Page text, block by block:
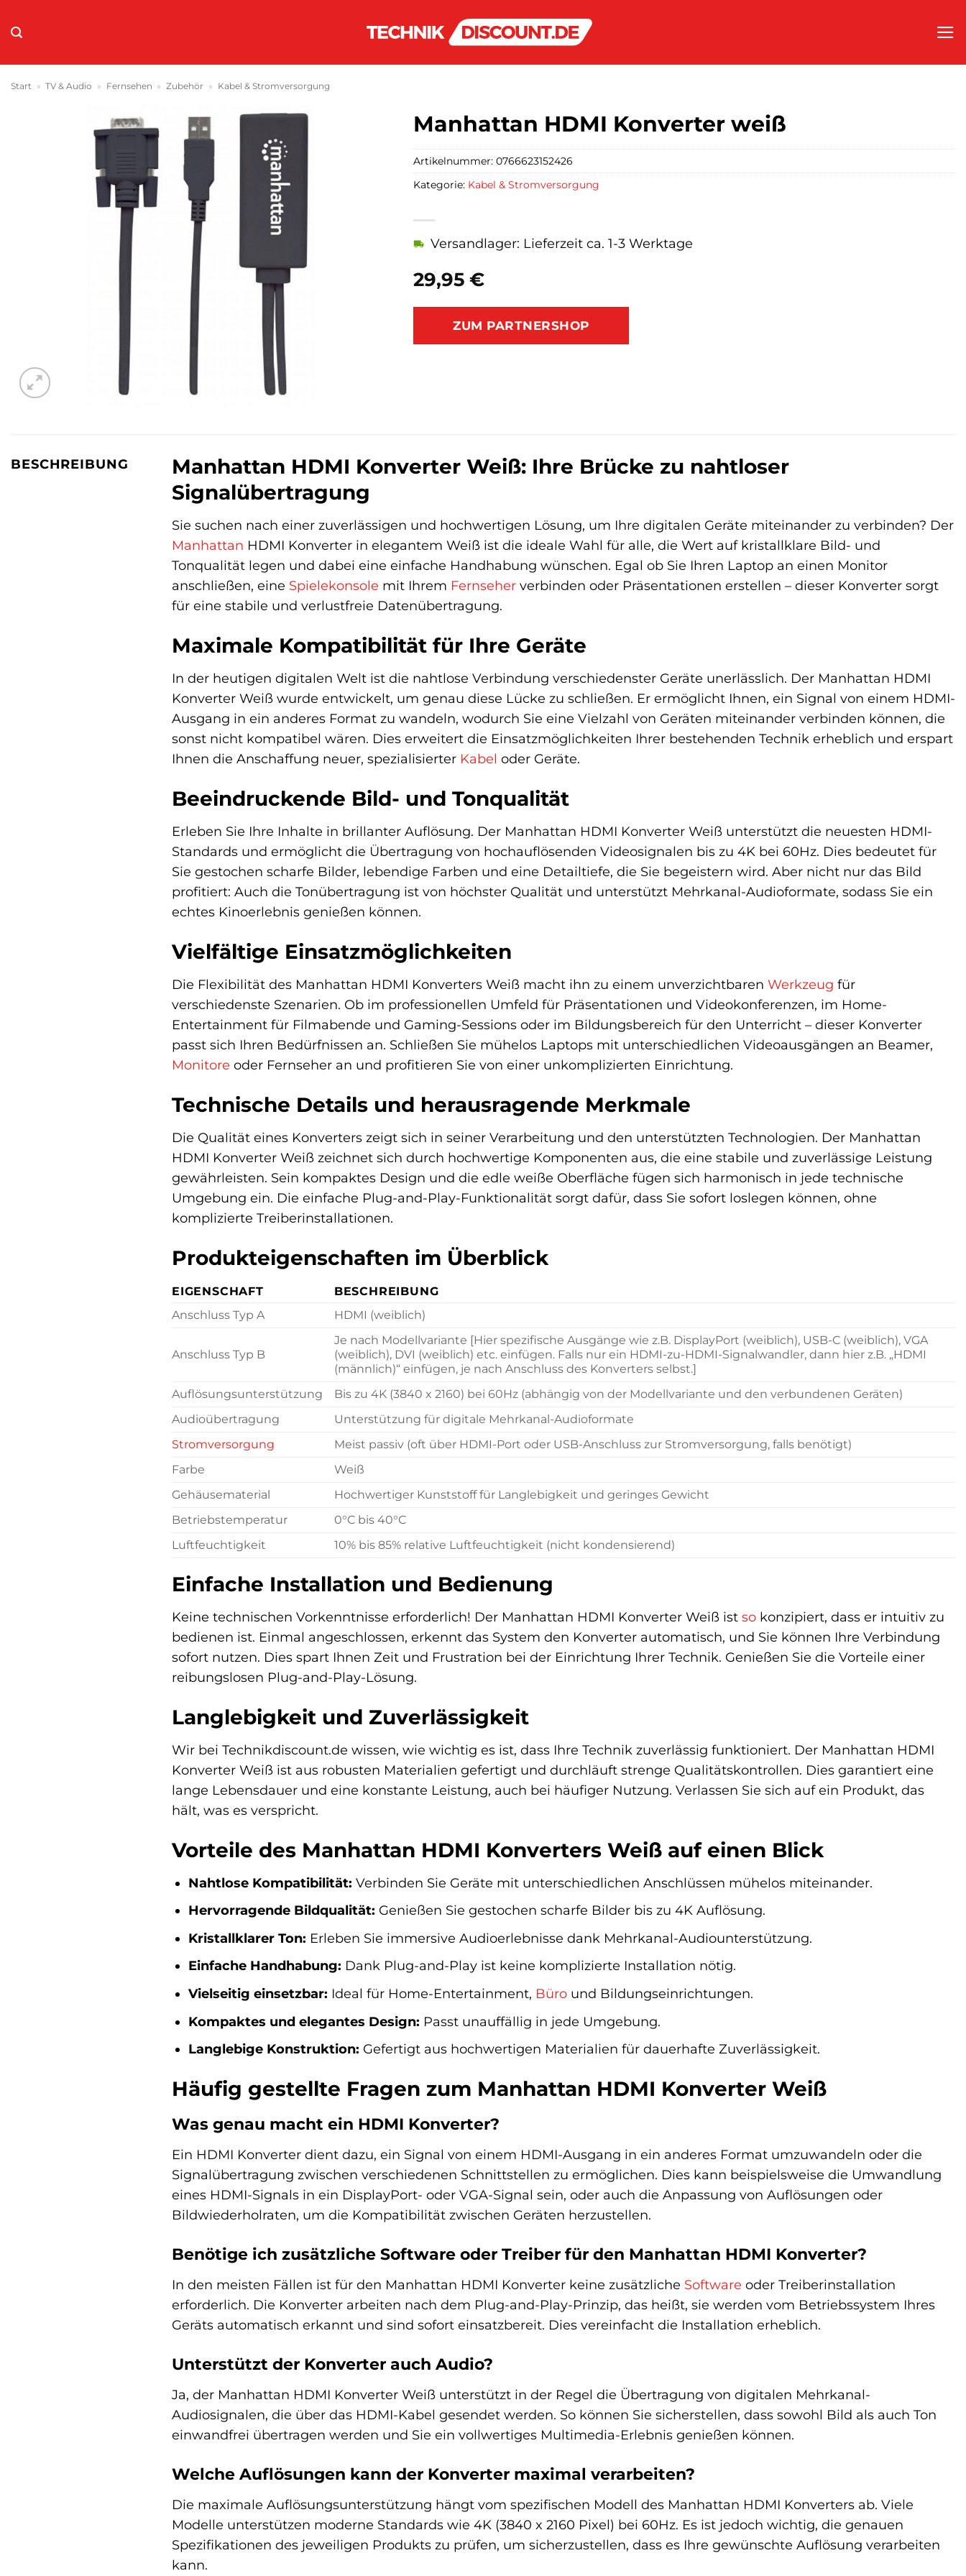
Inhalt
Start » TV & Audio » Fernsehen » Zubehör » Kabel & Stromversorgung
Manhattan HDMI Konverter weiß
29,95 €
Versandlager: Lieferzeit ca. 1-3 Werktage
ZUM PARTNERSHOP
Artikelnummer: 0766623152426
Kategorie: Kabel & Stromversorgung
BESCHREIBUNG
Manhattan HDMI Konverter Weiß: Ihre Brücke zu nahtloser
Signalübertragung
Sie suchen nach einer zuverlässigen und hochwertigen Lösung, um Ihre digitalen Geräte miteinander zu verbinden? Der
Manhattan HDMI Konverter in elegantem Weiß ist die ideale Wahl für alle, die Wert auf kristallklare Bild- und
Tonqualität legen und dabei eine einfache Handhabung wünschen. Egal ob Sie Ihren Laptop an einen Monitor
anschließen, eine Spielekonsole mit Ihrem Fernseher verbinden oder Präsentationen erstellen – dieser Konverter sorgt
für eine stabile und verlustfreie Datenübertragung.
Maximale Kompatibilität für Ihre Geräte
In der heutigen digitalen Welt ist die nahtlose Verbindung verschiedenster Geräte unerlässlich. Der Manhattan HDMI
Konverter Weiß wurde entwickelt, um genau diese Lücke zu schließen. Er ermöglicht Ihnen, ein Signal von einem HDMI-
Ausgang in ein anderes Format zu wandeln, wodurch Sie eine Vielzahl von Geräten miteinander verbinden können, die
sonst nicht kompatibel wären. Dies erweitert die Einsatzmöglichkeiten Ihrer bestehenden Technik erheblich und erspart
Ihnen die Anschaffung neuer, spezialisierter Kabel oder Geräte.
Beeindruckende Bild- und Tonqualität
Erleben Sie Ihre Inhalte in brillanter Auflösung. Der Manhattan HDMI Konverter Weiß unterstützt die neuesten HDMI-
Standards und ermöglicht die Übertragung von hochauflösenden Videosignalen bis zu 4K bei 60Hz. Dies bedeutet für
Sie gestochen scharfe Bilder, lebendige Farben und eine Detailtiefe, die Sie begeistern wird. Aber nicht nur das Bild
profitiert: Auch die Tonübertragung ist von höchster Qualität und unterstützt Mehrkanal-Audioformate, sodass Sie ein
echtes Kinoerlebnis genießen können.
Vielfältige Einsatzmöglichkeiten
Die Flexibilität des Manhattan HDMI Konverters Weiß macht ihn zu einem unverzichtbaren Werkzeug für
verschiedenste Szenarien. Ob im professionellen Umfeld für Präsentationen und Videokonferenzen, im Home-
Entertainment für Filmabende und Gaming-Sessions oder im Bildungsbereich für den Unterricht – dieser Konverter
passt sich Ihren Bedürfnissen an. Schließen Sie mühelos Laptops mit unterschiedlichen Videoausgängen an Beamer,
Monitore oder Fernseher an und profitieren Sie von einer unkomplizierten Einrichtung.
Technische Details und herausragende Merkmale
Die Qualität eines Konverters zeigt sich in seiner Verarbeitung und den unterstützten Technologien. Der Manhattan
HDMI Konverter Weiß zeichnet sich durch hochwertige Komponenten aus, die eine stabile und zuverlässige Leistung
gewährleisten. Sein kompaktes Design und die edle weiße Oberfläche fügen sich harmonisch in jede technische
Umgebung ein. Die einfache Plug-and-Play-Funktionalität sorgt dafür, dass Sie sofort loslegen können, ohne
komplizierte Treiberinstallationen.
Produkteigenschaften im Überblick
EIGENSCHAFT
BESCHREIBUNG
Anschluss Typ A
HDMI (weiblich)
Anschluss Typ B
Je nach Modellvariante [Hier spezifische Ausgänge wie z.B. DisplayPort (weiblich), USB-C (weiblich), VGA
(weiblich), DVI (weiblich) etc. einfügen. Falls nur ein HDMI-zu-HDMI-Signalwandler, dann hier z.B. „HDMI
(männlich)“ einfügen, je nach Anschluss des Konverters selbst.]
Auflösungsunterstützung
Bis zu 4K (3840 x 2160) bei 60Hz (abhängig von der Modellvariante und den verbundenen Geräten)
Audioübertragung
Unterstützung für digitale Mehrkanal-Audioformate
Stromversorgung
Meist passiv (oft über HDMI-Port oder USB-Anschluss zur Stromversorgung, falls benötigt)
Farbe
Weiß
Gehäusematerial
Hochwertiger Kunststoff für Langlebigkeit und geringes Gewicht
Betriebstemperatur
0°C bis 40°C
Luftfeuchtigkeit
10% bis 85% relative Luftfeuchtigkeit (nicht kondensierend)
Einfache Installation und Bedienung
Keine technischen Vorkenntnisse erforderlich! Der Manhattan HDMI Konverter Weiß ist so konzipiert, dass er intuitiv zu
bedienen ist. Einmal angeschlossen, erkennt das System den Konverter automatisch, und Sie können Ihre Verbindung
sofort nutzen. Dies spart Ihnen Zeit und Frustration bei der Einrichtung Ihrer Technik. Genießen Sie die Vorteile einer
reibungslosen Plug-and-Play-Lösung.
Langlebigkeit und Zuverlässigkeit
Wir bei Technikdiscount.de wissen, wie wichtig es ist, dass Ihre Technik zuverlässig funktioniert. Der Manhattan HDMI
Konverter Weiß ist aus robusten Materialien gefertigt und durchläuft strenge Qualitätskontrollen. Dies garantiert eine
lange Lebensdauer und eine konstante Leistung, auch bei häufiger Nutzung. Verlassen Sie sich auf ein Produkt, das
hält, was es verspricht.
Vorteile des Manhattan HDMI Konverters Weiß auf einen Blick
Nahtlose Kompatibilität: Verbinden Sie Geräte mit unterschiedlichen Anschlüssen mühelos miteinander.
Hervorragende Bildqualität: Genießen Sie gestochen scharfe Bilder bis zu 4K Auflösung.
Kristallklarer Ton: Erleben Sie immersive Audioerlebnisse dank Mehrkanal-Audiounterstützung.
Einfache Handhabung: Dank Plug-and-Play ist keine komplizierte Installation nötig.
Vielseitig einsetzbar: Ideal für Home-Entertainment, Büround Bildungseinrichtungen.
Kompaktes und elegantes Design: Passt unauffällig in jede Umgebung.
Langlebige Konstruktion: Gefertigt aus hochwertigen Materialien für dauerhafte Zuverlässigkeit.
Häufig gestellte Fragen zum Manhattan HDMI Konverter Weiß
Was genau macht ein HDMI Konverter?
Ein HDMI Konverter dient dazu, ein Signal von einem HDMI-Ausgang in ein anderes Format umzuwandeln oder die
Signalübertragung zwischen verschiedenen Schnittstellen zu ermöglichen. Dies kann beispielsweise die Umwandlung
eines HDMI-Signals in ein DisplayPort- oder VGA-Signal sein, oder auch die Anpassung von Auflösungen oder
Bildwiederholraten, um die Kompatibilität zwischen Geräten herzustellen.
Benötige ich zusätzliche Software oder Treiber für den Manhattan HDMI Konverter?
In den meisten Fällen ist für den Manhattan HDMI Konverter keine zusätzliche Software oder Treiberinstallation
erforderlich. Die Konverter arbeiten nach dem Plug-and-Play-Prinzip, das heißt, sie werden vom Betriebssystem Ihres
Geräts automatisch erkannt und sind sofort einsatzbereit. Dies vereinfacht die Installation erheblich.
Unterstützt der Konverter auch Audio?
Ja, der Manhattan HDMI Konverter Weiß unterstützt in der Regel die Übertragung von digitalen Mehrkanal-
Audiosignalen, die über das HDMI-Kabel gesendet werden. So können Sie sicherstellen, dass sowohl Bild als auch Ton
einwandfrei übertragen werden und Sie ein vollwertiges Multimedia-Erlebnis genießen können.
Welche Auflösungen kann der Konverter maximal verarbeiten?
Die maximale Auflösungsunterstützung hängt vom spezifischen Modell des Manhattan HDMI Konverters ab. Viele
Modelle unterstützen moderne Standards wie 4K (3840 x 2160 Pixel) bei 60Hz. Es ist jedoch wichtig, die genauen
Spezifikationen des jeweiligen Produkts zu prüfen, um sicherzustellen, dass es Ihre gewünschte Auflösung verarbeiten
kann.